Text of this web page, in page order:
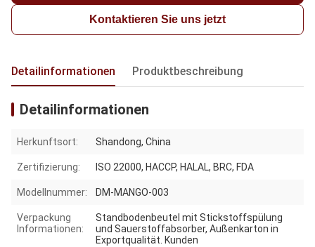
Kontaktieren Sie uns jetzt
Detailinformationen Produktbeschreibung
Detailinformationen
Herkunftsort: Shandong, China
Zertifizierung: ISO 22000, HACCP, HALAL, BRC, FDA
Modellnummer: DM-MANGO-003
Verpackung
Informationen:
Standbodenbeutel mit Stickstoffspülung
und Sauerstoffabsorber, Außenkarton in
Exportqualität. Kunden